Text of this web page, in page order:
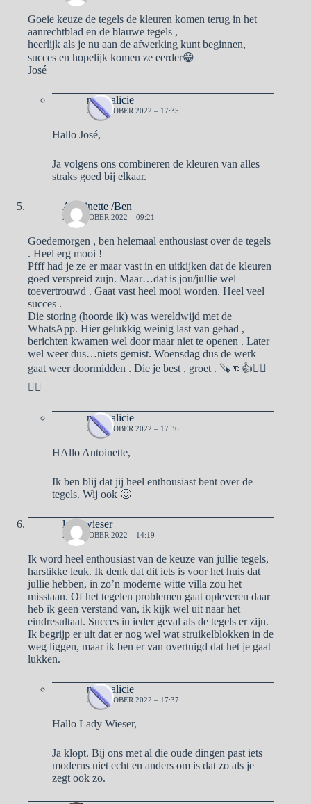
Goeie keuze de tegels de kleuren komen terug in het
aanrechtblad en de blauwe tegels ,
heerlijk als je nu aan de afwerking kunt beginnen,
succes en hopelijk komen ze eerder😁
José
naargalicie
26 OKTOBER 2022 – 17:35
Hallo José,
Ja volgens ons combineren de kleuren van alles
straks goed bij elkaar.
Antoinette /Ben
26 OKTOBER 2022 – 09:21
Goedemorgen , ben helemaal enthousiast over de tegels
. Heel erg mooi !
Pfff had je ze er maar vast in en uitkijken dat de kleuren
goed verspreid zujn. Maar…dat is jou/jullie wel
toevertrouwd . Gaat vast heel mooi worden. Heel veel
succes .
Die storing (hoorde ik) was wereldwijd met de
WhatsApp. Hier gelukkig weinig last van gehad ,
berichten kwamen wel door maar niet te openen . Later
wel weer dus…niets gemist. Woensdag dus de werk
gaat weer doormidden . Die je best , groet . 🪚👊👍🙋‍♀️
🙋‍♂️
naargalicie
26 OKTOBER 2022 – 17:36
HAllo Antoinette,
Ik ben blij dat jij heel enthousiast bent over de
tegels. Wij ook 🙂
lady wieser
26 OKTOBER 2022 – 14:19
Ik word heel enthousiast van de keuze van jullie tegels,
harstikke leuk. Ik denk dat dit iets is voor het huis dat
jullie hebben, in zo’n moderne witte villa zou het
misstaan. Of het tegelen problemen gaat opleveren daar
heb ik geen verstand van, ik kijk wel uit naar het
eindresultaat. Succes in ieder geval als de tegels er zijn.
Ik begrijp er uit dat er nog wel wat struikelblokken in de
weg liggen, maar ik ben er van overtuigd dat het je gaat
lukken.
naargalicie
26 OKTOBER 2022 – 17:37
Hallo Lady Wieser,
Ja klopt. Bij ons met al die oude dingen past iets
moderns niet echt en anders om is dat zo als je
zegt ook zo.